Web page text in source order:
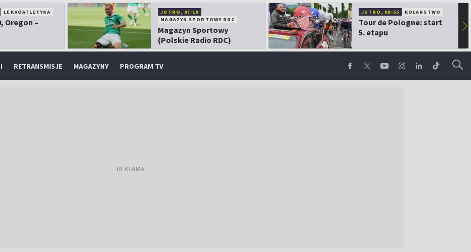
LEKKOATLETYKA
Oregon –
JUTRO, 07:10
MAGAZYN SPORTOWY RDC
Magazyn Sportowy
(Polskie Radio RDC)
JUTRO, 08:55 KOLARSTWO
Tour de Pologne: start
5. etapu
▶
RETRANSMISJE MAGAZYNY PROGRAM TV